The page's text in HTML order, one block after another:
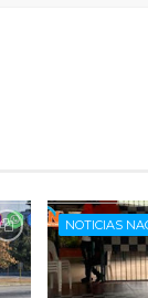
NOTICIAS